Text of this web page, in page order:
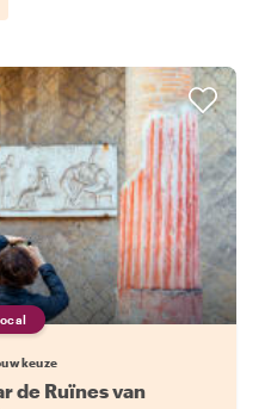
keuze
de Ruïnes van